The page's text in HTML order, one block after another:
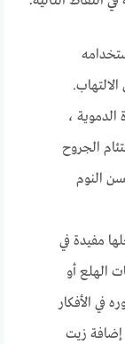
الدموية ،
الجروح
النوم
مفيدة في
الهلع أو
في الأفكار
زيت